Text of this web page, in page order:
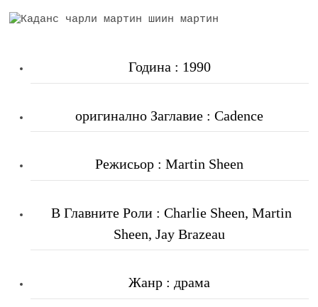
Година : 1990
оригинално Заглавие : Cadence
Режисьор : Martin Sheen
В Главните Роли : Charlie Sheen, Martin
Sheen, Jay Brazeau
Жанр : драма